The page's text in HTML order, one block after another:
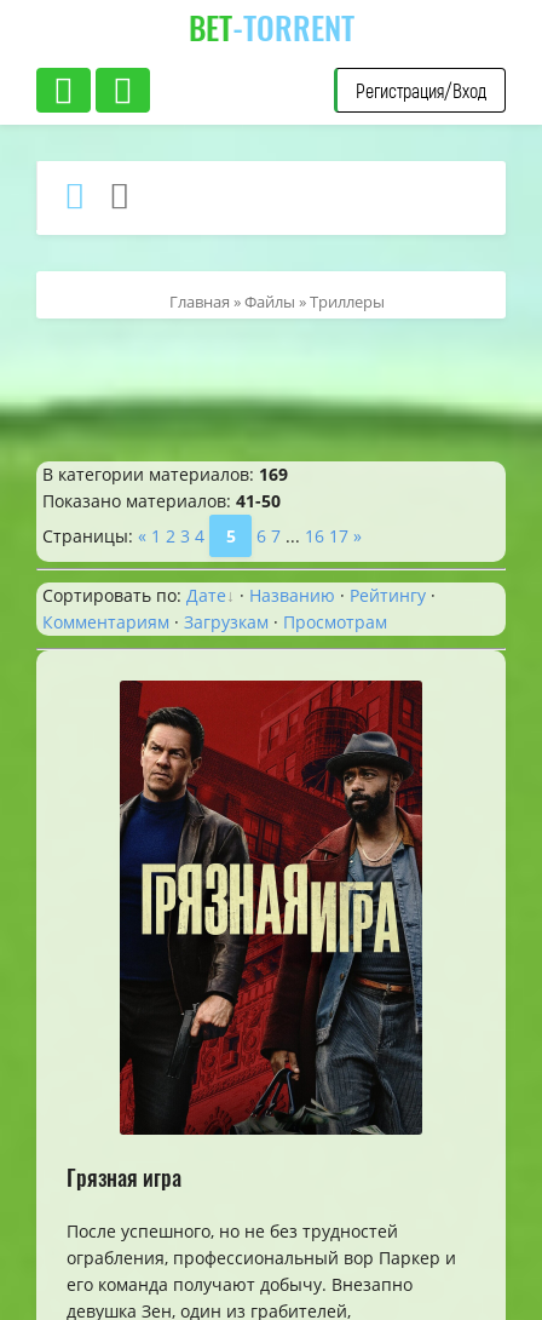
BET-TORRENT
Регистрация/Вход
Главная »Файлы » Триллеры
В категории материалов: 169
Показано материалов: 41-50
Страницы: « 1 2 3 4 5 6 7 ... 16 17 »
Сортировать по: Дате · Названию · Рейтингу ·
Комментариям · Загрузкам · Просмотрам
Грязная игра
После успешного, но не без трудностей
ограбления, профессиональный вор Паркер и
его команда получают добычу. Внезапно
девушка Зен, один из грабителей,